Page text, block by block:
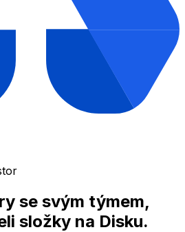
se svým týmem,
složky na Disku.